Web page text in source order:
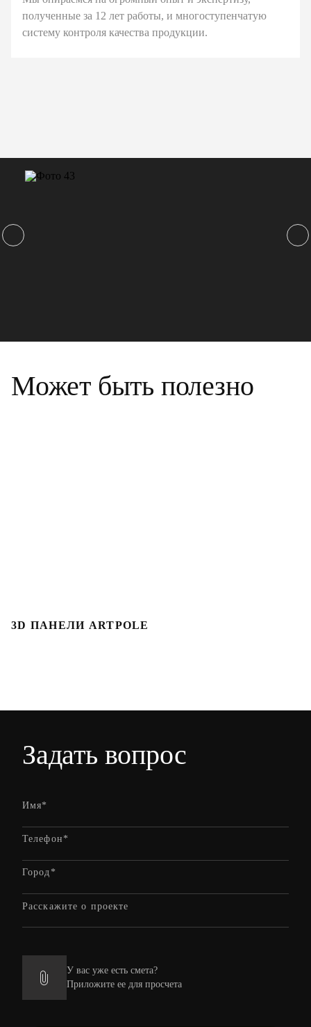
полученные за 12 лет работы, и многоступенчатую
систему контроля качества продукции.
Может быть полезно
3D ПАНЕЛИ ARTPOLE
Задать вопрос
У вас уже есть смета?
Приложите ее для просчета